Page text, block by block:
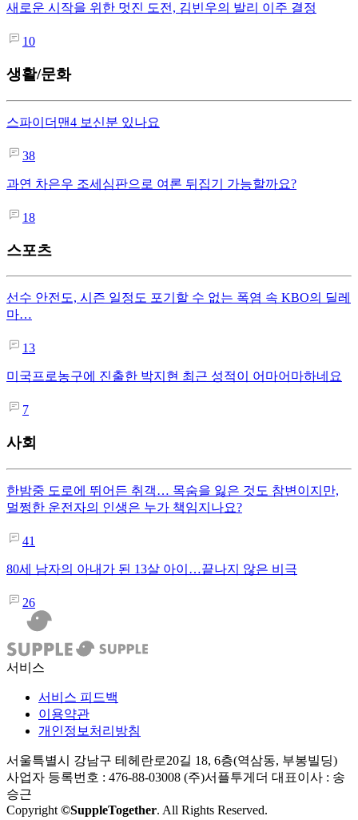
새로운 시작을 위한 멋진 도전, 김빈우의 발리 이주 결정
10
생활/문화
스파이더맨4 보신분 있나요
38
과연 차은우 조세심판으로 여론 뒤집기 가능할까요?
18
스포츠
선수 안전도, 시즌 일정도 포기할 수 없는 폭염 속 KBO의 딜레
마…
13
미국프로농구에 진출한 박지현 최근 성적이 어마어마하네요
7
사회
한밤중 도로에 뛰어든 취객… 목숨을 잃은 것도 참변이지만,
멀쩡한 운전자의 인생은 누가 책임지나요?
41
80세 남자의 아내가 된 13살 아이…끝나지 않은 비극
26
서비스
서비스 피드백
이용약관
개인정보처리방침
서울특별시 강남구 테헤란로20길 18, 6층(역삼동, 부봉빌딩)
사업자 등록번호 : 476-88-03008 (주)서플투게더 대표이사 : 송
승근
Copyright ©SuppleTogether. All Rights Reserved.